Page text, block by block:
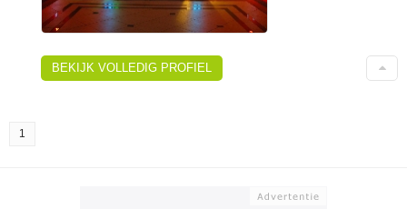
BEKIJK VOLLEDIG PROFIEL
1